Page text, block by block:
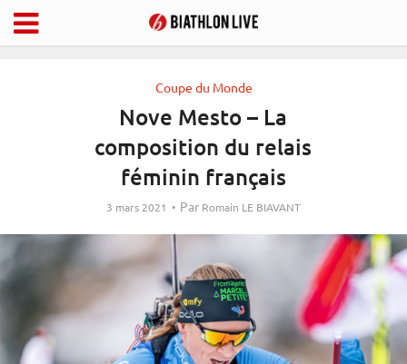
Coupe du Monde
Nove Mesto – La
composition du relais
féminin français
3 mars 2021 Par Romain LE BIAVANT